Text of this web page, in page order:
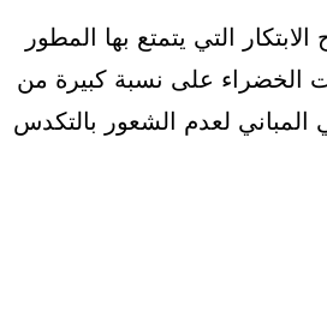
التي يتمتع بها المطور
الخضراء على نسبة كبيرة من
والـ 15% تم استغلالها في المباني لعدم الشعور بالتكدس